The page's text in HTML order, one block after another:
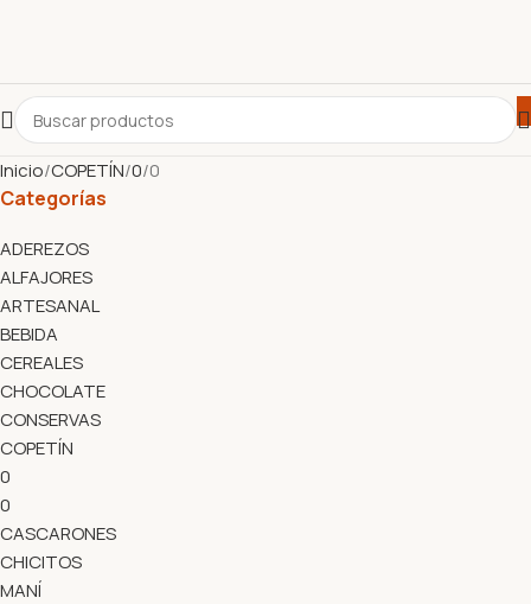
Inicio COPETÍN 0 0
Categorías
ADEREZOS
ALFAJORES
ARTESANAL
BEBIDA
CEREALES
CHOCOLATE
CONSERVAS
COPETÍN
0
0
CASCARONES
CHICITOS
MANÍ